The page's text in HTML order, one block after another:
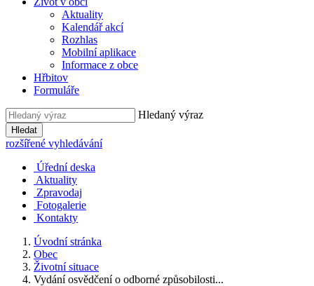
Aktuality
Kalendář akcí
Rozhlas
Mobilní aplikace
Informace z obce
Hřbitov
Formuláře
Hledaný výraz
Hledat
rozšířené vyhledávání
Úřední deska
Aktuality
Zpravodaj
Fotogalerie
Kontakty
Úvodní stránka
Obec
Životní situace
Vydání osvědčení o odborné způsobilosti...